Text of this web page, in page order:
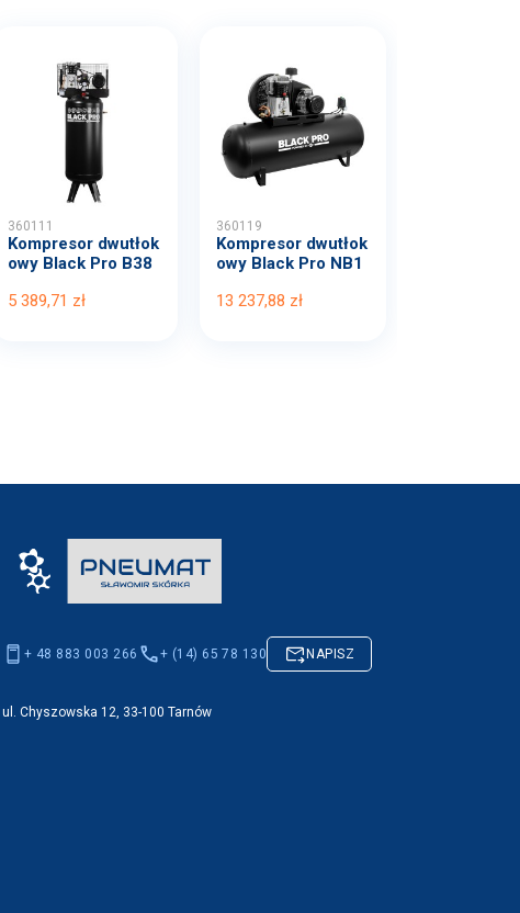
360111
Kompresor dwutłok
owy Black Pro B38
5 389,71 zł
360119
Kompresor dwutłok
owy Black Pro NB1
13 237,88 zł
+ 48 883 003 266 + (14) 65 78 130 NAPISZ
ul. Chyszowska 12, 33-100 Tarnów